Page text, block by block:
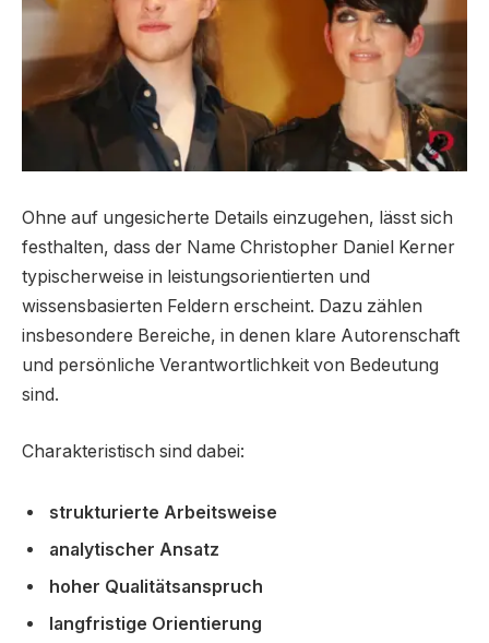
Ohne auf ungesicherte Details einzugehen, lässt sich
festhalten, dass der Name Christopher Daniel Kerner
typischerweise in leistungsorientierten und
wissensbasierten Feldern erscheint. Dazu zählen
insbesondere Bereiche, in denen klare Autorenschaft
und persönliche Verantwortlichkeit von Bedeutung
sind.
Charakteristisch sind dabei:
strukturierte Arbeitsweise
analytischer Ansatz
hoher Qualitätsanspruch
langfristige Orientierung